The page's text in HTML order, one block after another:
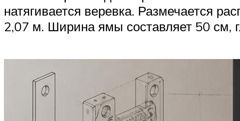
натягивается веревка. Размечается
2,07 м. Ширина ямы составляет 50 см,